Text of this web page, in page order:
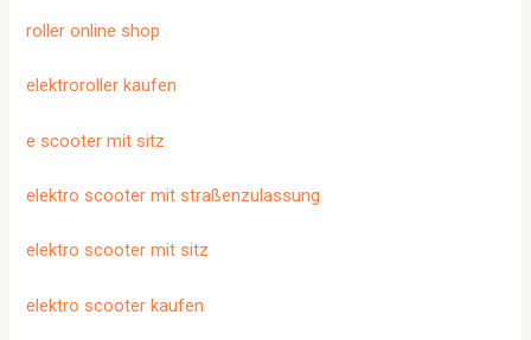
roller online shop
elektroroller kaufen
e scooter mit sitz
elektro scooter mit straßenzulassung
elektro scooter mit sitz
elektro scooter kaufen